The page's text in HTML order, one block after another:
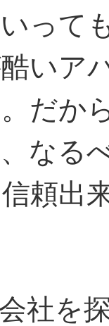
って
いア
だか
なる
頼出
社を